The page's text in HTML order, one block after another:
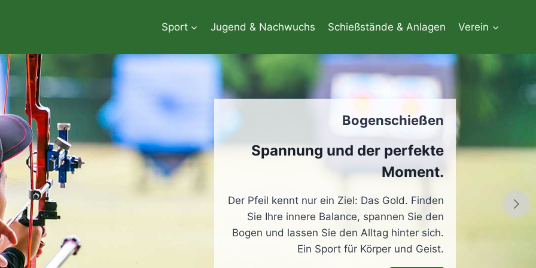
Sport Jugend & Nachwuchs Schießstände & Anlagen Verein
Bogenschießen
Spannung und der perfekte
Moment.
Der Pfeil kennt nur ein Ziel: Das Gold. Finden
Sie Ihre innere Balance, spannen Sie den
Bogen und lassen Sie den Alltag hinter sich.
Ein Sport für Körper und Geist.